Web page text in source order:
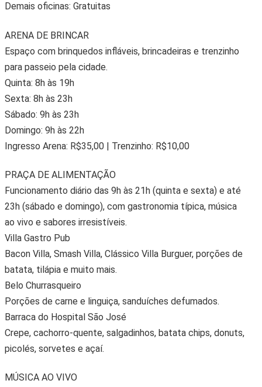
Demais oficinas: Gratuitas
ARENA DE BRINCAR
Espaço com brinquedos infláveis, brincadeiras e trenzinho
para passeio pela cidade.
Quinta: 8h às 19h
Sexta: 8h às 23h
Sábado: 9h às 23h
Domingo: 9h às 22h
Ingresso Arena: R$35,00 | Trenzinho: R$10,00
PRAÇA DE ALIMENTAÇÃO
Funcionamento diário das 9h às 21h (quinta e sexta) e até
23h (sábado e domingo), com gastronomia típica, música
ao vivo e sabores irresistíveis.
Villa Gastro Pub
Bacon Villa, Smash Villa, Clássico Villa Burguer, porções de
batata, tilápia e muito mais.
Belo Churrasqueiro
Porções de carne e linguiça, sanduíches defumados.
Barraca do Hospital São José
Crepe, cachorro-quente, salgadinhos, batata chips, donuts,
picolés, sorvetes e açaí.
MÚSICA AO VIVO